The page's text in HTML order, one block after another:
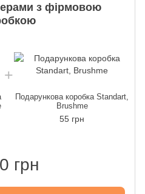
з фірмовою
Подарункова коробка Standart,
Brushme
55 грн
грн